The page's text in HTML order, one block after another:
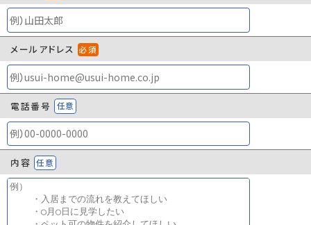
メールアドレス 必須
電話番号 任意
内容 任意